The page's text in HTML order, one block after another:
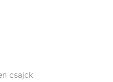
csajok